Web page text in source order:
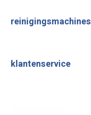
reinigingsmachines
klantenservice